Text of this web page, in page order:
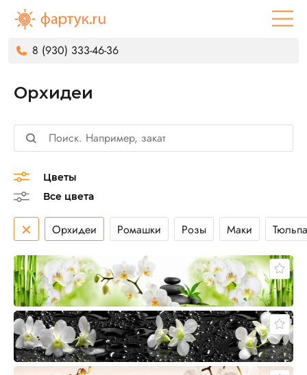
8 (930) 333-46-36
Орхидеи
Цветы
Все цвета
× Орхидеи Ромашки Розы Маки